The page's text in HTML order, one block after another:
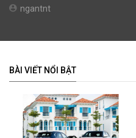
chính hãng lên tới 10 năm
ngantnt
BÀI VIẾT NỔI BẬT